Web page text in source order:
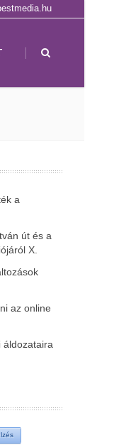
|
a
út és a
X.
az online
áldozataira